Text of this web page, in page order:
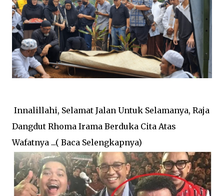
Innalillahi, Selamat Jalan Untuk Selamanya, Raja
Dangdut Rhoma Irama Berduka Cita Atas
Wafatnya ...( Baca Selengkapnya)